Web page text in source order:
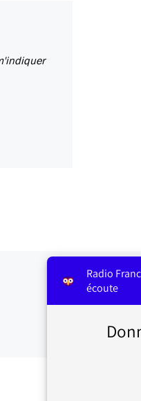
Radio
écoute